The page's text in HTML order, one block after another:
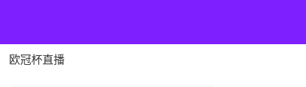
欧冠杯直播